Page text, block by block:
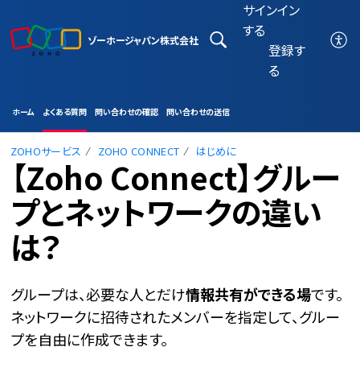
ゾーホージャパン株式会社
サインイン
する
登録す
る
ホーム よくある質問 問い合わせの確認 問い合わせの送信
ZOHOサービス ZOHO CONNECT はじめに
【Zoho Connect】グルー
プとネットワークの違い
は？
グループは、必要な人とだけ情報共有ができる場です。
ネットワークに招待されたメンバーを指定して、グルー
プを自由に作成できます。